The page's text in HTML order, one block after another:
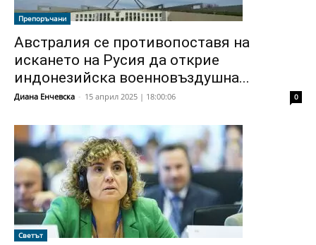
Препоръчани
Австралия се противопоставя на
искането на Русия да открие
индонезийска военновъздушна...
Диана Енчевска - 15 април 2025 | 18:00:06 0
Светът